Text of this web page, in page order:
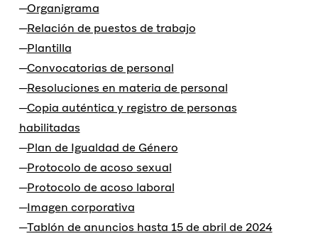
Organigrama
Relación de puestos de trabajo
Plantilla
Convocatorias de personal
Resoluciones en materia de personal
Copia auténtica y registro de personas
habilitadas
Plan de Igualdad de Género
Protocolo de acoso sexual
Protocolo de acoso laboral
Imagen corporativa
Tablón de anuncios hasta 15 de abril de 2024